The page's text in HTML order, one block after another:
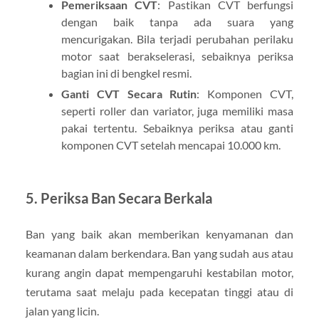
Pemeriksaan CVT: Pastikan CVT berfungsi
dengan baik tanpa ada suara yang
mencurigakan. Bila terjadi perubahan perilaku
motor saat berakselerasi, sebaiknya periksa
bagian ini di bengkel resmi.
Ganti CVT Secara Rutin: Komponen CVT,
seperti roller dan variator, juga memiliki masa
pakai tertentu. Sebaiknya periksa atau ganti
komponen CVT setelah mencapai 10.000 km.
5. Periksa Ban Secara Berkala
Ban yang baik akan memberikan kenyamanan dan
keamanan dalam berkendara. Ban yang sudah aus atau
kurang angin dapat mempengaruhi kestabilan motor,
terutama saat melaju pada kecepatan tinggi atau di
jalan yang licin.